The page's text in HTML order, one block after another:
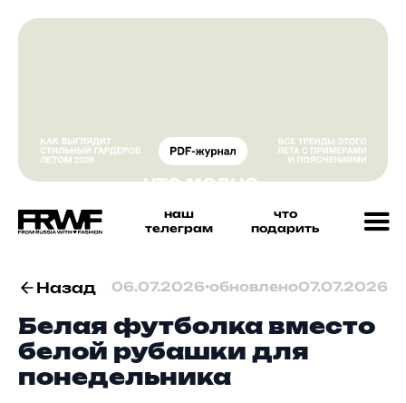
наш
телеграм
что
подарить
Назад 06.07.2026•обновлено07.07.2026
Белая футболка вместо
белой рубашки для
понедельника